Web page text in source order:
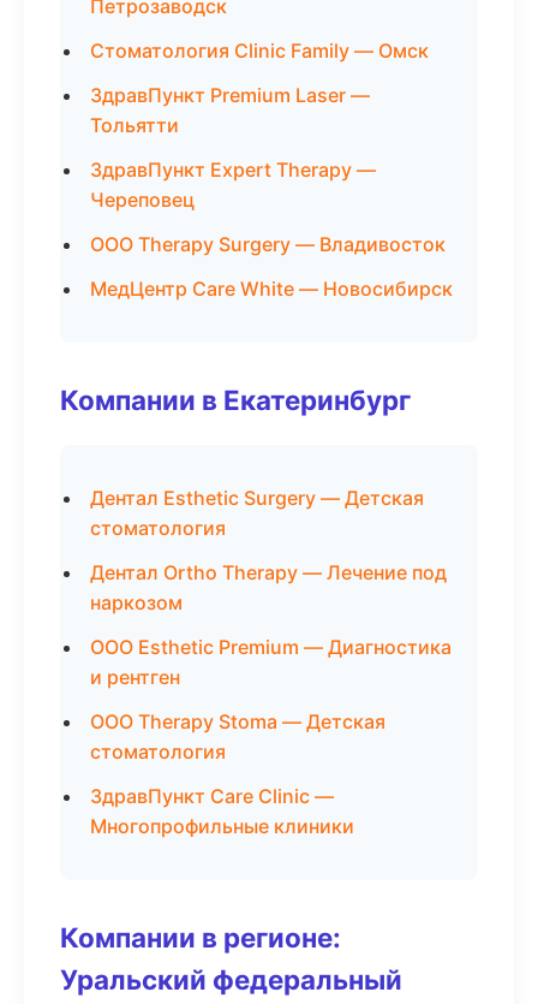
Петрозаводск
Стоматология Clinic Family — Омск
ЗдравПункт Premium Laser —
Тольятти
ЗдравПункт Expert Therapy —
Череповец
ООО Therapy Surgery — Владивосток
МедЦентр Care White — Новосибирск
Компании в Екатеринбург
Дентал Esthetic Surgery — Детская
стоматология
Дентал Ortho Therapy — Лечение под
наркозом
ООО Esthetic Premium — Диагностика
и рентген
ООО Therapy Stoma — Детская
стоматология
ЗдравПункт Care Clinic —
Многопрофильные клиники
Компании в регионе:
Уральский федеральный